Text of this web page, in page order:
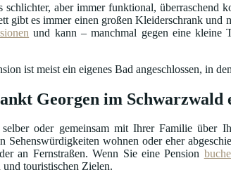
aber immer funktional, überraschend
gibt es immer einen großen Kleiderschrank
und kann – manchmal gegen eine kleine
ist meist ein eigenes Bad angeschlossen, in
Georgen im Schwarzwald
oder gemeinsam mit Ihrer Familie über
Sehenswürdigkeiten wohnen oder eher
an Fernstraßen. Wenn Sie eine Pension
touristischen Zielen.